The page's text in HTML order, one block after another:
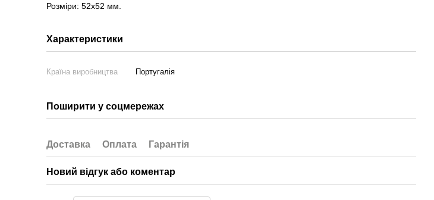
Розміри: 52x52 мм.
Характеристики
Країна виробництва Португалія
Поширити у соцмережах
Доставка Оплата Гарантія
Новий відгук або коментар